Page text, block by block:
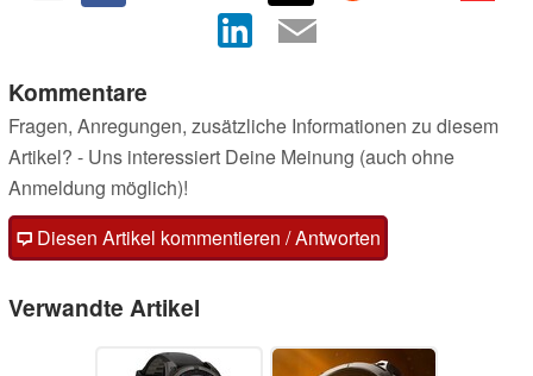
Kommentare
Fragen, Anregungen, zusätzliche Informationen zu diesem
Artikel? - Uns interessiert Deine Meinung (auch ohne
Anmeldung möglich)!
Diesen Artikel kommentieren / Antworten
Verwandte Artikel